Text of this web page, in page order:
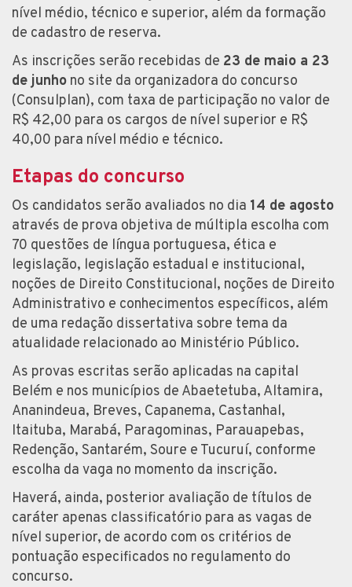
nível médio, técnico e superior, além da formação
de cadastro de reserva.
As inscrições serão recebidas de 23 de maio a 23
de junho no site da organizadora do concurso
(Consulplan), com taxa de participação no valor de
R$ 42,00 para os cargos de nível superior e R$
40,00 para nível médio e técnico.
Etapas do concurso
Os candidatos serão avaliados no dia 14 de agosto
através de prova objetiva de múltipla escolha com
70 questões de língua portuguesa, ética e
legislação, legislação estadual e institucional,
noções de Direito Constitucional, noções de Direito
Administrativo e conhecimentos específicos, além
de uma redação dissertativa sobre tema da
atualidade relacionado ao Ministério Público.
As provas escritas serão aplicadas na capital
Belém e nos municípios de Abaetetuba, Altamira,
Ananindeua, Breves, Capanema, Castanhal,
Itaituba, Marabá, Paragominas, Parauapebas,
Redenção, Santarém, Soure e Tucuruí, conforme
escolha da vaga no momento da inscrição.
Haverá, ainda, posterior avaliação de títulos de
caráter apenas classificatório para as vagas de
nível superior, de acordo com os critérios de
pontuação especificados no regulamento do
concurso.